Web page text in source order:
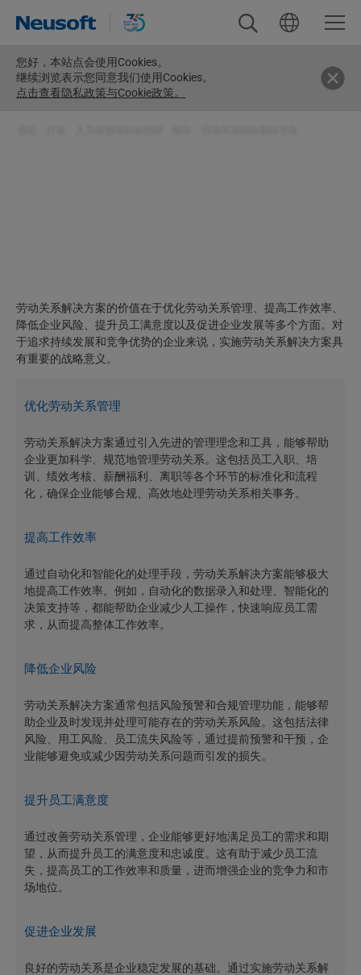
您好， 本站点会使用Cookies。
继续浏览表示您同意我们使用Cookies。
点击查看隐私政策与Cookie政策。
劳动关系解决方案的价值在于优化劳动关系管理、提高工作效率、
降低企业风险、提升员工满意度以及促进企业发展等多个方面。对
于追求持续发展和竞争优势的企业来说，实施劳动关系解决方案具
有重要的战略意义。
优化劳动关系管理
劳动关系解决方案通过引入先进的管理理念和工具，能够帮助
企业更加科学、规范地管理劳动关系。这包括员工入职、培
训、绩效考核、薪酬福利、离职等各个环节的标准化和流程
化，确保企业能够合规、高效地处理劳动关系相关事务。
提高工作效率
通过自动化和智能化的处理手段，劳动关系解决方案能够极大
地提高工作效率。例如，自动化的数据录入和处理、智能化的
决策支持等，都能帮助企业减少人工操作，快速响应员工需
求，从而提高整体工作效率。
降低企业风险
劳动关系解决方案通常包括风险预警和合规管理功能，能够帮
助企业及时发现并处理可能存在的劳动关系风险。这包括法律
风险、用工风险、员工流失风险等，通过提前预警和干预，企
业能够避免或减少因劳动关系问题而引发的损失。
提升员工满意度
通过改善劳动关系管理，企业能够更好地满足员工的需求和期
望，从而提升员工的满意度和忠诚度。这有助于减少员工流
失，提高员工的工作效率和质量，进而增强企业的竞争力和市
场地位。
促进企业发展
良好的劳动关系是企业稳定发展的基础。通过实施劳动关系解